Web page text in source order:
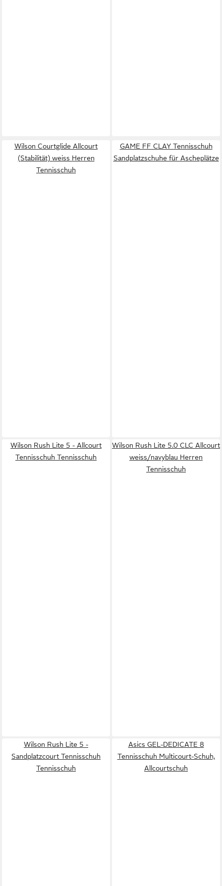
Wilson Courtglide Allcourt
(Stabilität) weiss Herren
Tennisschuh
GAME FF CLAY Tennisschuh
Sandplatzschuhe für Ascheplätze
Wilson Rush Lite 5 - Allcourt
Tennisschuh Tennisschuh
Wilson Rush Lite 5.0 CLC Allcourt
weiss/navyblau Herren
Tennisschuh
Wilson Rush Lite 5 -
Sandplatzcourt Tennisschuh
Tennisschuh
Asics GEL-DEDICATE 8
Tennisschuh Multicourt-Schuh,
Allcourtschuh